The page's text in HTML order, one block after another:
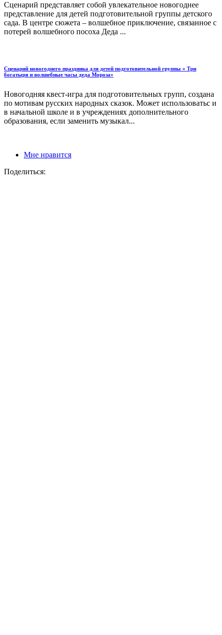
Сценарий представляет собой увлекательное новогоднее
представление для детей подготовительной группы детского
сада. В центре сюжета – волшебное приключение, связанное с
потерей волшебного посоха Деда ...
Сценарий новогоднего праздника для детей подготовительной группы « Три
богатыря и волшебные часы деда Мороза»
Новогодняя квест-игра для подготовительных групп, создана
по мотивам русских народных сказок. Может использоватьс и
в начальной школе и в учреждениях дополнительного
образования, если заменить музыкал...
Мне нравится
Поделиться: